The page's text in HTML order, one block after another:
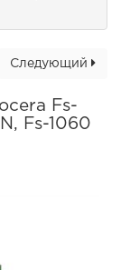
Следующий
Fs-
Fs-1060